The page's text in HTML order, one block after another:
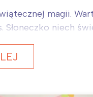
magii.
niech